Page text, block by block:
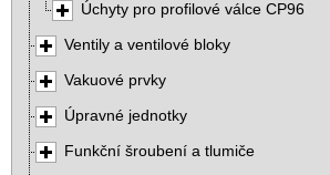
Úchyty pro profilové válce CP96
Ventily a ventilové bloky
Vakuové prvky
Úpravné jednotky
Funkční šroubení a tlumiče